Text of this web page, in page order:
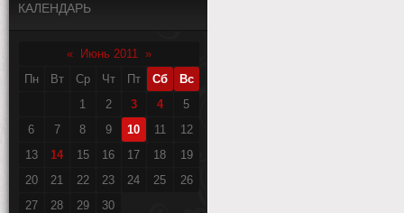
КАЛЕНДАРЬ
« Июнь 2011 »
Пн
Вт Ср Чт Пт Сб
Вс
1
2 3 4
5
6
7 8 9 10 11
12
13
14 15 16 17 18
19
20
21 22 23 24 25
26
27
28 29 30